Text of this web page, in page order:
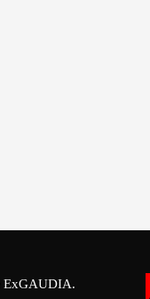
ExGAUDIA.